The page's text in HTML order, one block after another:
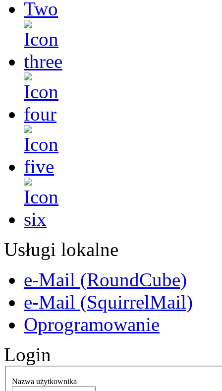
Usługi lokalne
e-Mail (RoundCube)
e-Mail (SquirrelMail)
Oprogramowanie
Login
Nazwa użytkownika